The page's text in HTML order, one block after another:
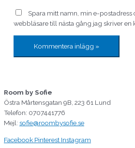
Spara mitt namn, min e-
webbläsare till nästa gång jag skriver en
Room by Sofie
Östra Mårtensgatan 9B, 223 61 Lund
Telefon: 0707441776
Mejl: sofie@roombysofie.se
Facebook Pinterest Instagram